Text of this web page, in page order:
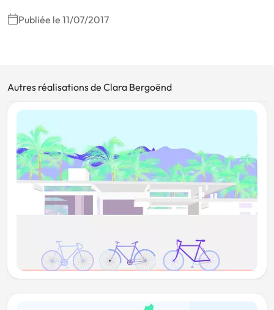
Publiée le 11/07/2017
Autres réalisations de Clara Bergoënd